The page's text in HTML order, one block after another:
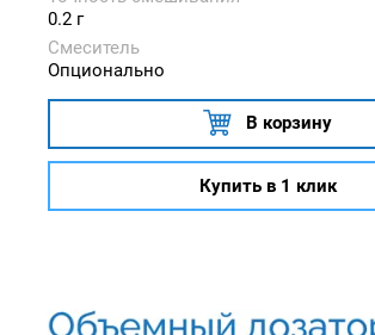
0.2 г
Смеситель
Опционально
В корзину
Купить в 1 клик